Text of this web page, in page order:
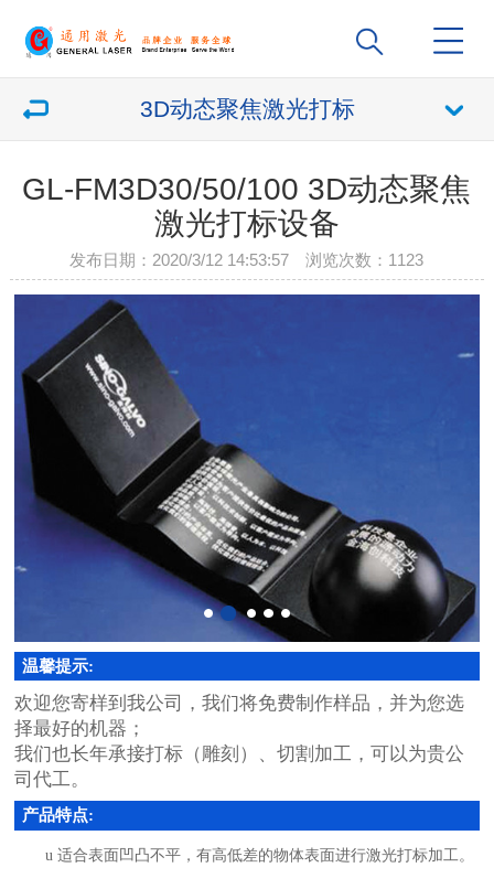
3D动态聚焦激光打标
GL-FM3D30/50/100 3D动态聚焦
激光打标设备
发布日期：2020/3/12 14:53:57 浏览次数： 1123
温馨提示:
欢迎您寄样到我公司，我们将免费制作样品，并为您选
择最好的机器；
我们也长年承接打标（雕刻）、切割加工，可以为贵公
司代工。
产品特点:
u适合表面凹凸不平，有高低差的物体表面进行激光打标加工。